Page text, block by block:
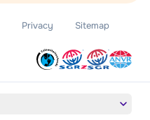
Privacy Sitemap